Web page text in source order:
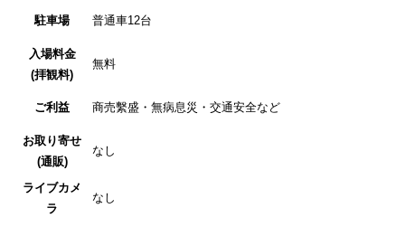
駐車場 普通車12台
入場料金
(拝観料)
無料
ご利益 商売繫盛・無病息災・交通安全など
お取り寄せ
(通販)
なし
ライブカメ
ラ
なし